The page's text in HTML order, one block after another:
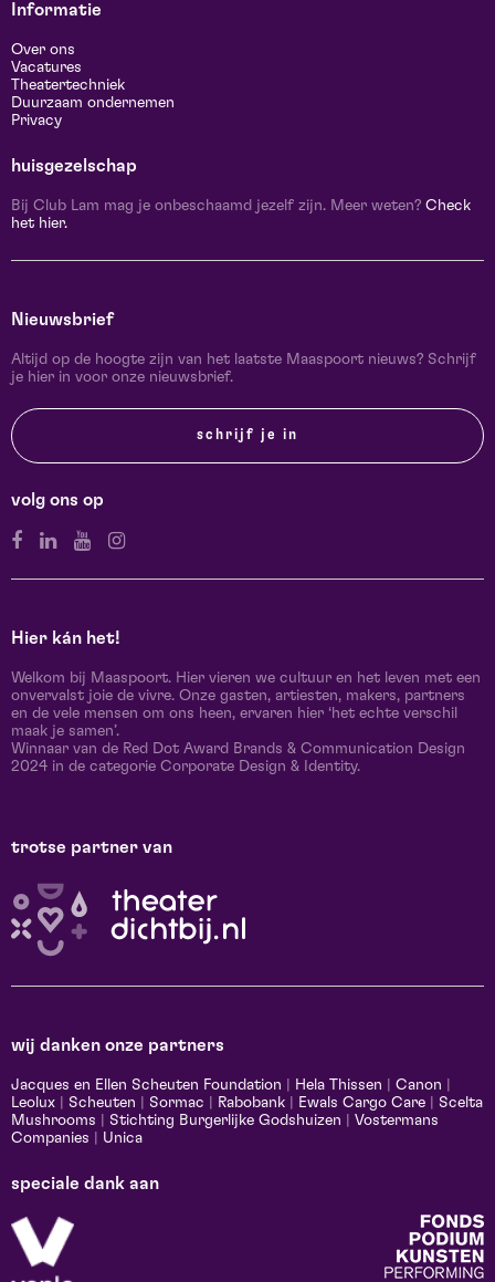
Informatie
Over ons
Vacatures
Theatertechniek
Duurzaam ondernemen
Privacy
huisgezelschap
Bij Club Lam mag je onbeschaamd jezelf zijn. Meer weten? Check
het hier.
Nieuwsbrief
Altijd op de hoogte zijn van het laatste Maaspoort nieuws? Schrijf
je hier in voor onze nieuwsbrief.
schrijf je in
volg ons op
Hier kán het!
Welkom bij Maaspoort. Hier vieren we cultuur en het leven met een
onvervalst joie de vivre. Onze gasten, artiesten, makers, partners
en de vele mensen om ons heen, ervaren hier ‘het echte verschil
maak je samen’.
Winnaar van de Red Dot Award Brands & Communication Design
2024 in de categorie Corporate Design & Identity.
trotse partner van
wij danken onze partners
Jacques en Ellen Scheuten Foundation Hela Thissen Canon
Leolux
Scheuten Sormac Rabobank Ewals Cargo Care
Scelta
Mushrooms
Stichting Burgerlijke Godshuizen
Vostermans
Companies
Unica
speciale dank aan